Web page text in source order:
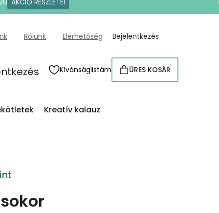
AKCIÓ RÉSZLETEI
Rólunk Elérhetőség Bejelentkezés
Kívánságlistám KOSÁR
ÜRES KOSÁR
Kreatív kalauz